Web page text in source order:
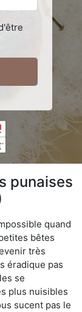
punaises
quand
bêtes
très
éradique pas
se
plus nuisibles
sucent pas le